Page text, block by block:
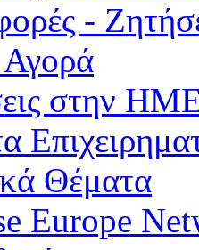
-
στην
Θέματα
Europe